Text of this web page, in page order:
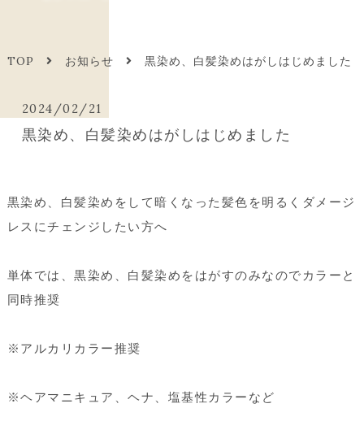
TOP お知らせ 黒染め、白髪染めはがしはじめました
2024/02/21
黒染め、白髪染めはがしはじめました
黒染め、白髪染めをして暗くなった髪色を明るくダメージ
レスにチェンジしたい方へ
単体では、黒染め、白髪染めをはがすのみなのでカラーと
同時推奨
※アルカリカラー推奨
※ヘアマニキュア、ヘナ、塩基性カラーなど